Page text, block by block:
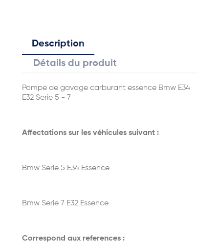
Description
Détails du produit
Pompe de gavage carburant essence Bmw E34
E32 Serie 5 - 7
Affectations sur les véhicules suivant :
Bmw Serie 5 E34 Essence
Bmw Serie 7 E32 Essence
Correspond aux references :